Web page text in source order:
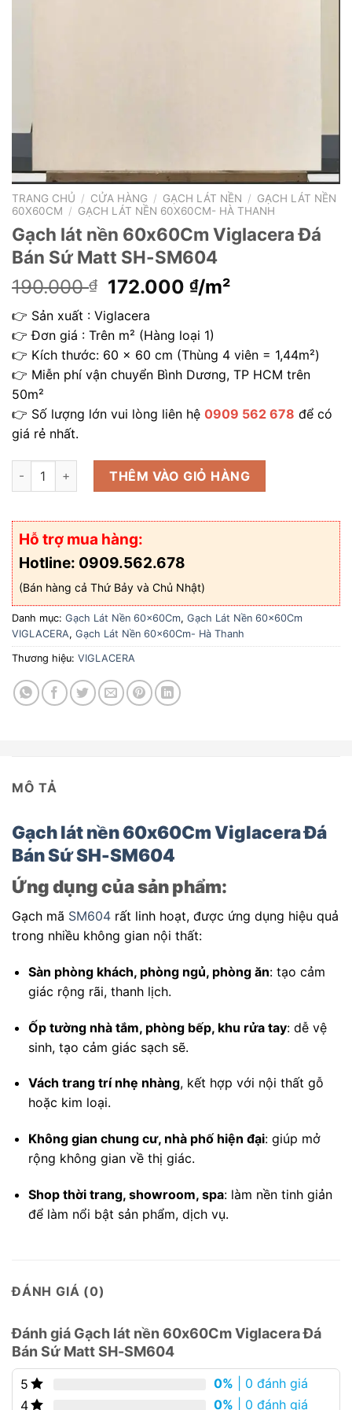
TRANG CHỦ / CỬA HÀNG / GẠCH LÁT NỀN / GẠCH LÁT NỀN
60X60CM / GẠCH LÁT NỀN 60X60CM- HÀ THANH
Gạch lát nền 60x60Cm Viglacera Đá
Bán Sứ Matt SH-SM604
190.000₫
Giá
gốc
là:
190.000 ₫.
172.000₫Giá
tại
là:
172.000 ₫.
/m²
👉 Sản xuất : Viglacera
👉 Đơn giá : Trên m² (Hàng loại 1)
👉 Kích thước: 60 x 60 cm (Thùng 4 viên = 1,44m²)
👉 Miễn phí vận chuyển Bình Dương, TP HCM trên
50m²
👉 Số lượng lớn vui lòng liên hệ 0909 562 678 để có
giá rẻ nhất.
Gạch lát nền 60x60Cm Viglacera Đá Bán Sứ Matt SH-SM604
THÊM VÀO GIỎ HÀNG
Hỗ trợ mua hàng:
Hotline: 0909.562.678
(Bán hàng cả Thứ Bảy và Chủ Nhật)
Danh mục: Gạch Lát Nền 60x60Cm, Gạch Lát Nền 60x60Cm
VIGLACERA, Gạch Lát Nền 60x60Cm- Hà Thanh
Thương hiệu: VIGLACERA
MÔ TẢ
Gạch lát nền 60x60Cm Viglacera Đá
Bán Sứ SH-SM604
Ứng dụng của sản phẩm:
Gạch mã SM604 rất linh hoạt, được ứng dụng hiệu quả
trong nhiều không gian nội thất:
Sàn phòng khách, phòng ngủ, phòng ăn: tạo cảm
giác rộng rãi, thanh lịch.
Ốp tường nhà tắm, phòng bếp, khu rửa tay: dễ vệ
sinh, tạo cảm giác sạch sẽ.
Vách trang trí nhẹ nhàng, kết hợp với nội thất gỗ
hoặc kim loại.
Không gian chung cư, nhà phố hiện đại: giúp mở
rộng không gian về thị giác.
Shop thời trang, showroom, spa: làm nền tinh giản
để làm nổi bật sản phẩm, dịch vụ.
ĐÁNH GIÁ (0)
Đánh giá Gạch lát nền 60x60Cm Viglacera Đá
Bán Sứ Matt SH-SM604
5 0% | 0 đánh giá
4
0% | 0 đánh giá